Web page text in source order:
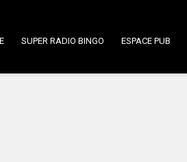
SUPER RADIO BINGO ESPACE PUB